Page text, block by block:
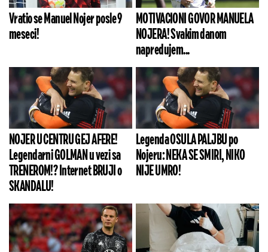
Vratio se Manuel Nojer posle 9
meseci!
MOTIVACIONI GOVOR MANUELA
NOJERA! Svakim danom
napredujem...
NOJER U CENTRU GEJ AFERE!
Legendarni GOLMAN u vezi sa
TRENEROM!? Internet BRUJI o
SKANDALU!
Legenda OSULA PALJBU po
Nojeru: NEKA SE SMIRI, NIKO
NIJE UMRO!